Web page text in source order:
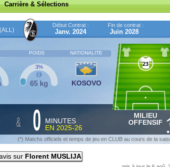
Carrière & Sélections
(ALL)
Début Contrat :
Janv. 2024
Fin de contrat :
Juin 2028
POIDS NATIONALITE
65 kg
3%
KOSOVO
23
& 0
MINUTES
EN 2025-26
MILIEU
OFFENSIF
(*) Matchs officiels et temps de jeu en CLUB au cours de la
sur Florent MUSLIJA